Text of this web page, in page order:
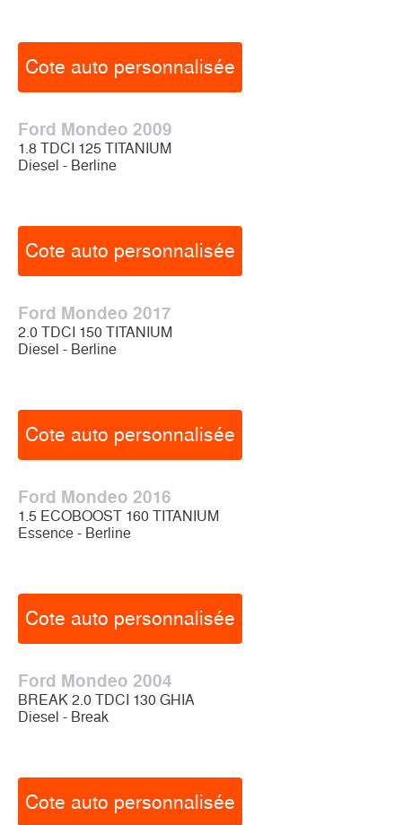
Cote auto personnalisée
Ford Mondeo 2009
1.8 TDCI 125 TITANIUM
Diesel - Berline
Cote auto personnalisée
Ford Mondeo 2017
2.0 TDCI 150 TITANIUM
Diesel - Berline
Cote auto personnalisée
Ford Mondeo 2016
1.5 ECOBOOST 160 TITANIUM
Essence - Berline
Cote auto personnalisée
Ford Mondeo 2004
BREAK 2.0 TDCI 130 GHIA
Diesel - Break
Cote auto personnalisée